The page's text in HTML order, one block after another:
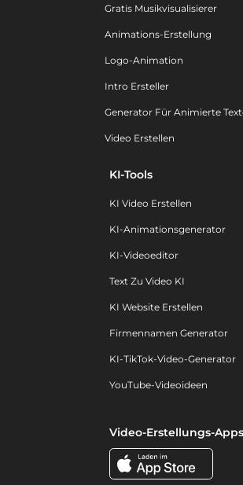
Gratis Musikvisualisierer
Animations-Erstellung
Logo-Animation
Intro Ersteller
Generator Für Animierte
Video Erstellen
KI-Tools
KI Video Erstellen
KI-Animationsgenerator
KI-Videoeditor
Text Zu Video KI
KI Website Erstellen
Firmennamen Generator
KI-TikTok-Video-Generator
YouTube-Videoideen
Video-Erstellungs-Apps